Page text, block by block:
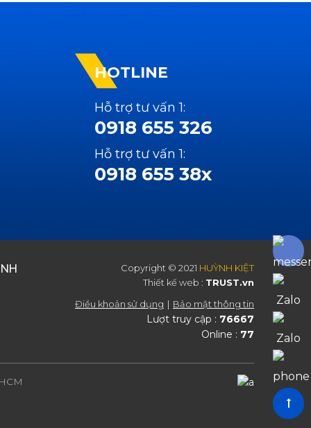
HOTLINE
Hỗ trợ tư vấn 1:
0918 655 326
Hỗ trợ tư vấn 1:
0918 655 38x
Copyright © 2021 HUỲNH KIỆT
Thiết kế web : TRUST.vn
Điều khoản sử dụng
Bảo mật thông tin
Lượt truy cập : 76667
Online : 77